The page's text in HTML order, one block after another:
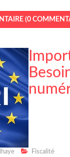
(0
Fiscalité